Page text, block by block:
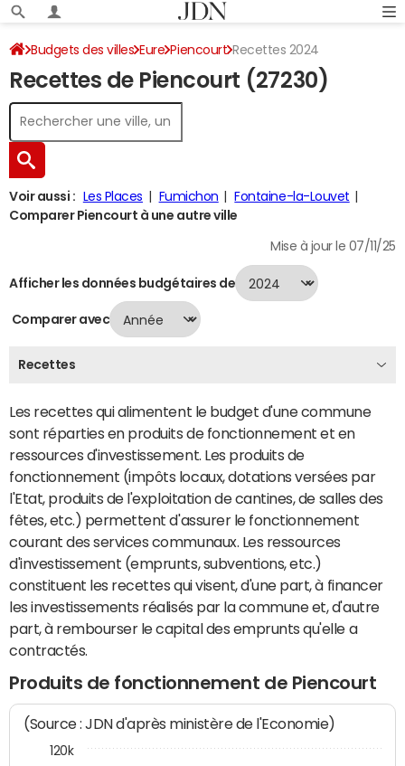
Budgets des villes Eure Piencourt Recettes 2024
Recettes de Piencourt (27230)
Voir aussi : Les Places Fumichon
Fontaine-la-Louvet
Comparer Piencourt à une autre ville
Mise à jour le 07/11/25
Afficher les données budgétaires de
Comparer avec
Recettes
Les recettes qui alimentent le budget d'une commune
sont réparties en produits de fonctionnement et en
ressources d'investissement. Les produits de
fonctionnement (impôts locaux, dotations versées par
l'Etat, produits de l'exploitation de cantines, de salles des
fêtes, etc.) permettent d'assurer le fonctionnement
courant des services communaux. Les ressources
d'investissement (emprunts, subventions, etc.)
constituent les recettes qui visent, d'une part, à financer
les investissements réalisés par la commune et, d'autre
part, à rembourser le capital des emprunts qu'elle a
contractés.
Produits de fonctionnement de Piencourt
(Source : JDN d'après ministère de l'Economie)
120k